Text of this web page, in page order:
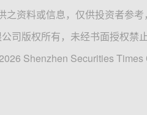
之资料或信息，仅供投资者参考
司版权所有，未经书面授权禁
Shenzhen Securities